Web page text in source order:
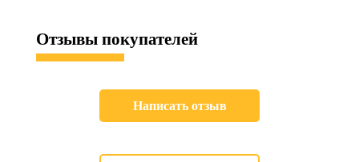
Отзывы покупателей
Написать отзыв